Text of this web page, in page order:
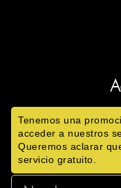
Tenemos una
acceder a nuestros
Queremos aclarar
servicio gratuito.